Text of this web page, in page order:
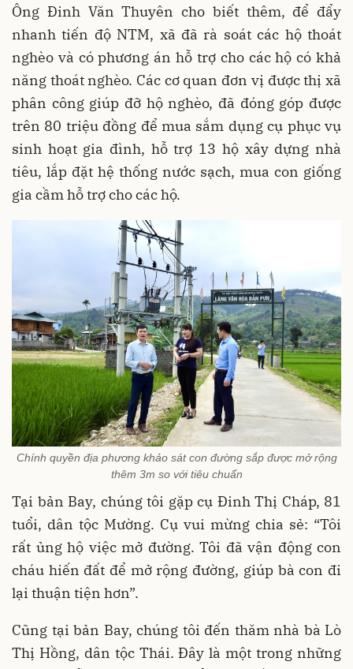
Ông Đinh Văn Thuyên cho biết thêm, để đẩy
nhanh tiến độ NTM, xã đã rà soát các hộ thoát
nghèo và có phương án hỗ trợ cho các hộ có khả
năng thoát nghèo. Các cơ quan đơn vị được thị xã
phân công giúp đỡ hộ nghèo, đã đóng góp được
trên 80 triệu đồng để mua sắm dụng cụ phục vụ
sinh hoạt gia đình, hỗ trợ 13 hộ xây dựng nhà
tiêu, lắp đặt hệ thống nước sạch, mua con giống
gia cầm hỗ trợ cho các hộ.
Chính quyền địa phương khảo sát con đường sắp được mở rộng
thêm 3m so với tiêu chuẩn
Tại bản Bay, chúng tôi gặp cụ Đinh Thị Cháp, 81
tuổi, dân tộc Mường. Cụ vui mừng chia sẻ: “Tôi
rất ủng hộ việc mở đường. Tôi đã vận động con
cháu hiến đất để mở rộng đường, giúp bà con đi
lại thuận tiện hơn”.
Cũng tại bản Bay, chúng tôi đến thăm nhà bà Lò
Thị Hồng, dân tộc Thái. Đây là một trong những